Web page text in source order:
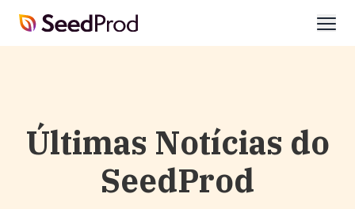
SeedProd
Últimas Notícias do
SeedProd